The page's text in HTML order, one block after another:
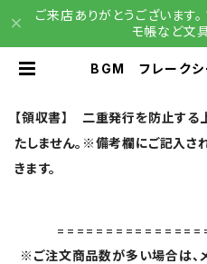
ご来店ありがとうございます。
モ帳など文
BGM フレーク
【領収書】 二重発行を防止す
たしません。※備考欄にご記入さ
きます。
※ご注文商品数が多い場合は、